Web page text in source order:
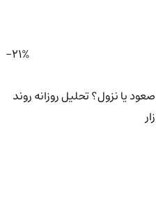
-21%
یا نزول؟تحلیل روزانه روند